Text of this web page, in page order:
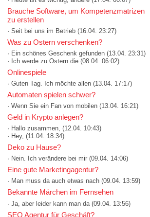
Brauche Software, um Kompetenzmatrizen
zu erstellen
· Seit bei uns im Betrieb (16.04. 23:27)
Was zu Ostern verschenken?
· Ein schönes Geschenk gefunden (13.04. 23:31)
· Ich werde zu Ostern die (08.04. 06:02)
Onlinespiele
· Guten Tag. Ich möchte allen (13.04. 17:17)
Automaten spielen schwer?
· Wenn Sie ein Fan von mobilen (13.04. 16:21)
Geld in Krypto anlegen?
· Hallo zusammen, (12.04. 10:43)
· Hey, (11.04. 18:34)
Deko zu Hause?
· Nein. Ich verändere bei mir (09.04. 14:06)
Eine gute Marketingagentur?
· Man muss da auch etwas nach (09.04. 13:59)
Bekannte Märchen im Fernsehen
· Ja, aber leider kann man da (09.04. 13:56)
SEO Agentur für Geschäft?